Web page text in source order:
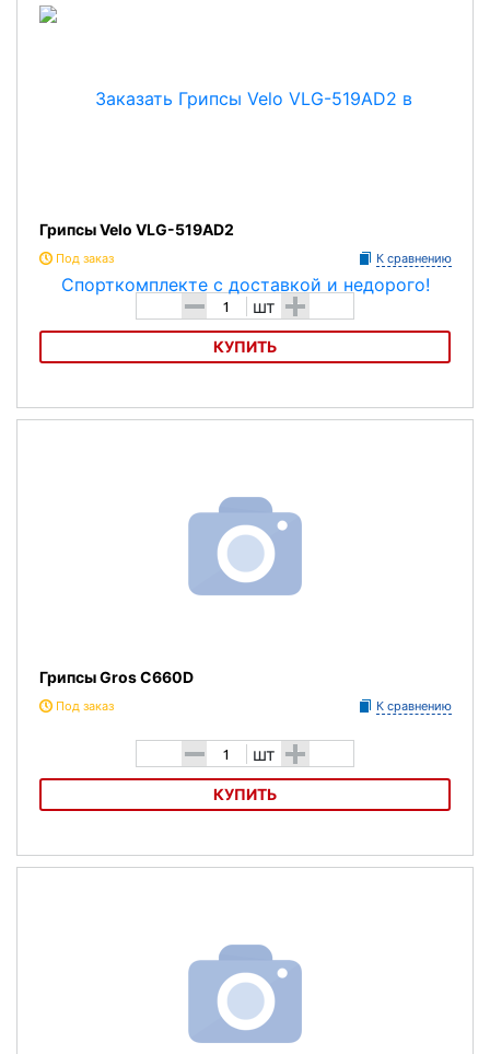
Грипсы Velo VLG-519AD2
Под заказ К сравнению
- шт +
КУПИТЬ
Грипсы Velo VLG-519AD2
Грипсы Gros C660D
Под заказ К сравнению
- шт +
КУПИТЬ
Грипсы Gros C660D